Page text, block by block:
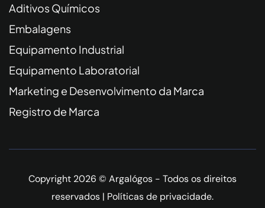
Aditivos Químicos
Embalagens
Equipamento Industrial
Equipamento Laboratorial
Marketing e Desenvolvimento da Marca
Registro de Marca
Copyright 2026 © Argalógos - Todos os direitos
reservados | Políticas de privacidade.